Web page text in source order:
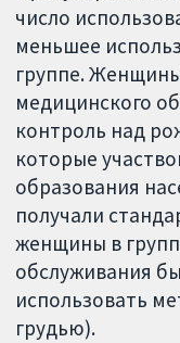
число
меньшее
группе.
медицинского
контроль над
которые
образования
получали
женщины в
обслуживания
использовать
грудью).